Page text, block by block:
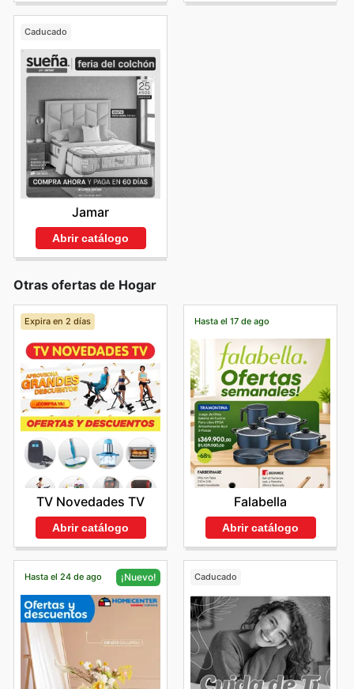
Caducado
Jamar
Abrir catálogo
Otras ofertas de Hogar
Expira en 2 días
TV Novedades TV
Abrir catálogo
Hasta el 17 de ago
Falabella
Abrir catálogo
Hasta el 24 de ago ¡Nuevo! Caducado